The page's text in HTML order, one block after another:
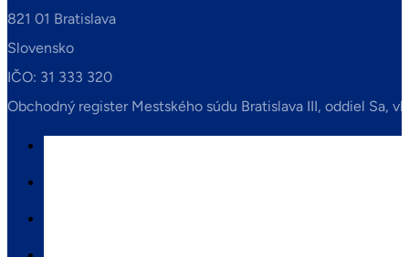
821 01 Bratislava
Slovensko
IČO: 31 333 320
Obchodný register Mestského súdu Bratislava III, oddiel Sa,